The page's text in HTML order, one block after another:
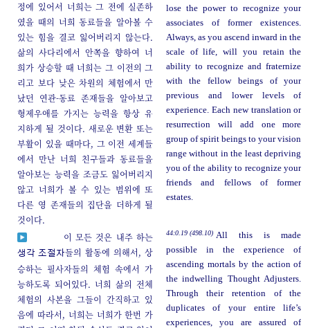
정에 있어서 너희는 그 전에 실존하
였을 때의 너희 동료들을 알아볼 수
있는 힘을 결코 잃어버리지 않는다.
삶의 사다리에서 안쪽을 향하여 너
희가 상승할 때 너희는 그 이전의 그
리고 보다 낮은 차원의 체험에서 만
났던 연관-동료 존재들을 알아보고
형제우애를 가지는 능력을 항상 유
지하게 될 것이다. 새로운 변환 또는
부활이 있을 때마다, 그 이전 세계들
에서 만난 너희 친구들과 동료들을
알아보는 능력을 조금도 잃어버리지
않고 너희가 볼 수 있는 범위에 또
다른 영 존재들의 집단을 더하게 될
것이다.
lose the power to recognize your
associates of former existences.
Always, as you ascend inward in the
scale of life, will you retain the
ability to recognize and fraternize
with the fellow beings of your
previous and lower levels of
experience. Each new translation or
resurrection will add one more
group of spirit beings to your vision
range without in the least depriving
you of the ability to recognize your
friends and fellows of former
estates.
이 모든 것은 내주 하는
생각 조절자들의 활동에 의해서, 상
승하는 필사자들의 체험 속에서 가
능하도록 되어있다. 너희 삶의 전체
체험의 사본을 그들이 간직하고 있
음에 따라서, 너희는 너희가 한번 가
44:0.19 (498.10) All this is made
possible in the experience of
ascending mortals by the action of
the indwelling Thought Adjusters.
Through their retention of the
duplicates of your entire life’s
experiences, you are assured of